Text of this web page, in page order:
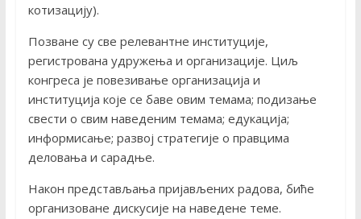
котизацију).
Позване су све релевантне институције,
регистрована удружења и организације. Циљ
конгреса је повезивање организација и
институција које се баве овим темама; подизање
свести о свим наведеним темама; едукација;
информисање; развој стратегије о правцима
деловања и сарадње.
Након представљања пријављених радова, биће
организоване дискусије на наведене теме.